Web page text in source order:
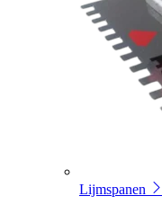
Lijmspanen